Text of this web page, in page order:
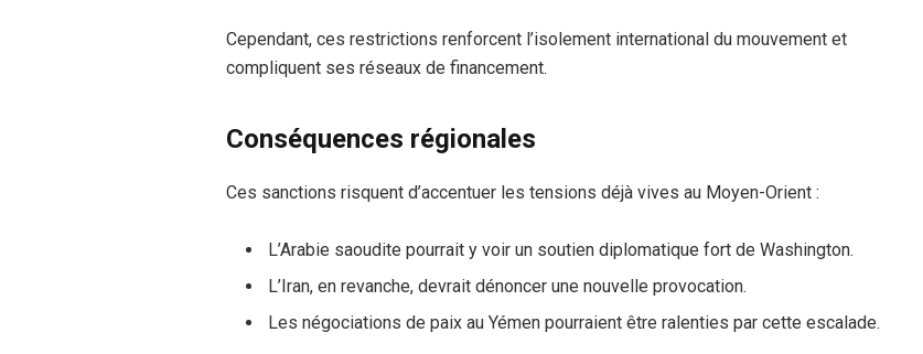
Cependant, ces restrictions renforcent l’isolement international du mouvement et
compliquent ses réseaux de financement.
Conséquences régionales
Ces sanctions risquent d’accentuer les tensions déjà vives au Moyen-Orient :
L’Arabie saoudite pourrait y voir un soutien diplomatique fort de Washington.
L’Iran, en revanche, devrait dénoncer une nouvelle provocation.
Les négociations de paix au Yémen pourraient être ralenties par cette escalade.